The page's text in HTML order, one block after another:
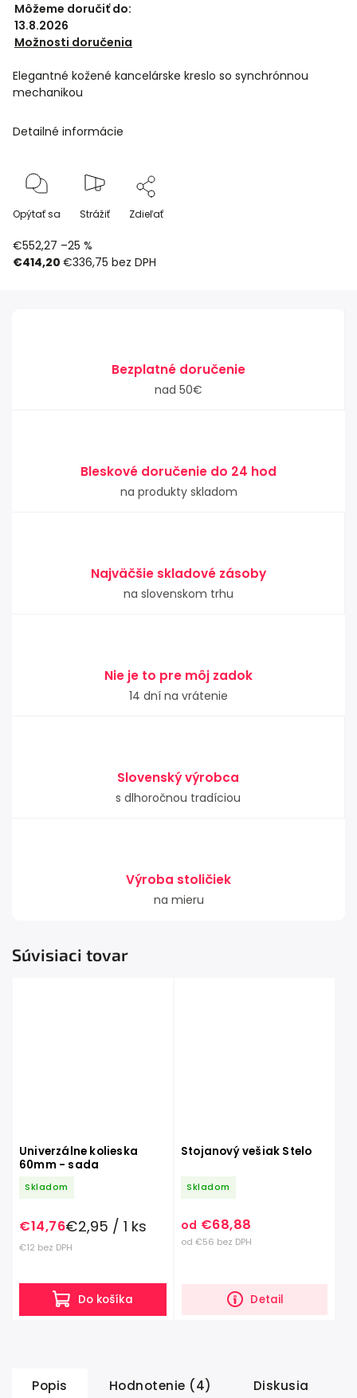
€552,27 –25 %
€414,20 €336,75 bez DPH
Môžeme doručiť do:
13.8.2026
Možnosti doručenia
Elegantné kožené kancelárske kreslo so synchrónnou
mechanikou
Detailné informácie
Opýtať sa Strážiť Zdieľať
Bezplatné doručenie
nad 50€
Bleskové doručenie do 24 hod
na produkty skladom
Najväčšie skladové zásoby
na slovenskom trhu
Nie je to pre môj zadok
14 dní na vrátenie
Slovenský výrobca
s dlhoročnou tradíciou
Výroba stoličiek
na mieru
Súvisiaci tovar
Univerzálne kolieska
60mm - sada
Skladom
€12 bez DPH
€14,76€2,95 / 1 ks
Do košíka
Stojanový vešiak Stelo
Skladom
od €56 bez DPH
od €68,88
Detail
Popis Hodnotenie (4) Diskusia